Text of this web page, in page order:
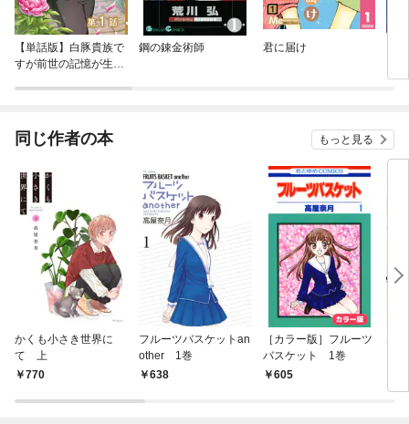
【単話版】白豚貴族で
すが前世の記憶が生え
鋼の錬金術師 君に届け
同じ作者の本 もっと見る
かくも小さき世界に
て 上
770
フルーツバスケットan
other 1巻
638
［カラー版］フルーツ
バスケット 1巻
605